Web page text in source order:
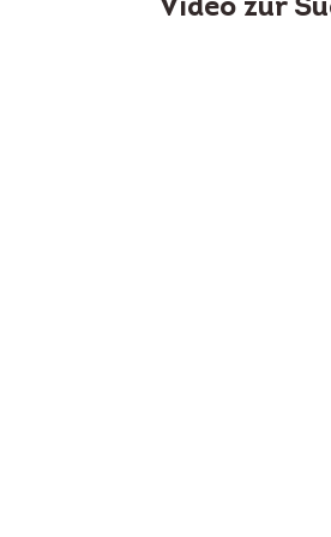
Video zur